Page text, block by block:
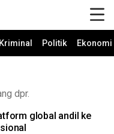
Politik
dpr.
global andil ke